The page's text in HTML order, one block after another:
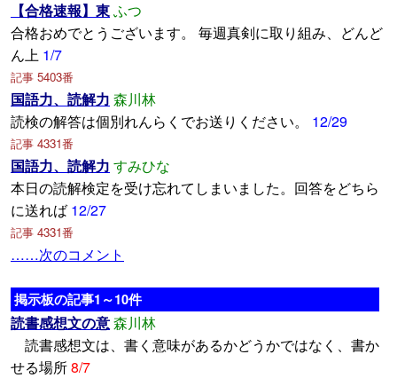
【合格速報】東ふつ
合格おめでとうございます。 毎週真剣に取り組み、どんど
ん上 1/7
記事 5403番
国語力、読解力 森川林
読検の解答は個別れんらくでお送りください。
12/29
記事 4331番
国語力、読解力 すみひな
本日の読解検定を受け忘れてしまいました。回答をどちら
に送れば 12/27
記事 4331番
……次のコメント
掲示板の記事1～10件
読書感想文の意森川林
読書感想文は、書く意味があるかどうかではなく、書か
せる場所8/7